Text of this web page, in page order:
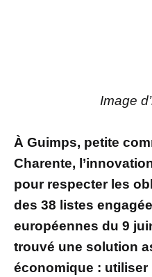
Image
À Guimps, petite
Charente,
pour respecter les
des 38 listes
européennes du 9
trouvé une solution
économique : utiliser